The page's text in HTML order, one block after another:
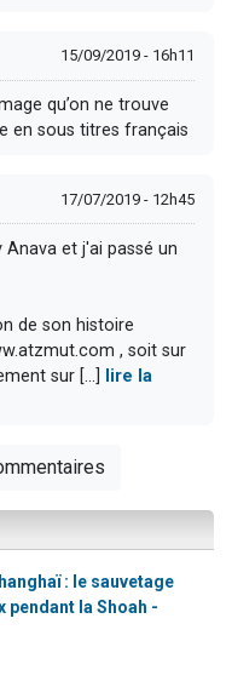
15/09/2019 - 16h11
qu’on ne trouve
en sous titres français
17/07/2019 - 12h45
et j'ai passé un
de son histoire
, soit sur
sur [...]
lire la
: le sauvetage
pendant la Shoah -